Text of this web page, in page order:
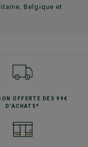
Belgique et
OFFERTE
DÈS 99€
D'ACHATS*